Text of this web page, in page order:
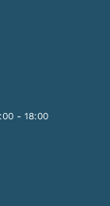
- 18:00